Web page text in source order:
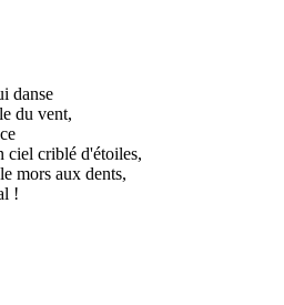
danse
du vent,
ciel criblé d'étoiles,
mors aux dents,
!